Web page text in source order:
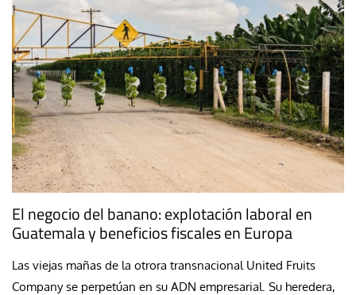
El negocio del banano: explotación laboral en
Guatemala y beneficios fiscales en Europa
Las viejas mañas de la otrora transnacional United Fruits
Company se perpetúan en su ADN empresarial. Su heredera,